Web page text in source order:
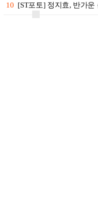
10 [ST포토] 정지효, 반가운